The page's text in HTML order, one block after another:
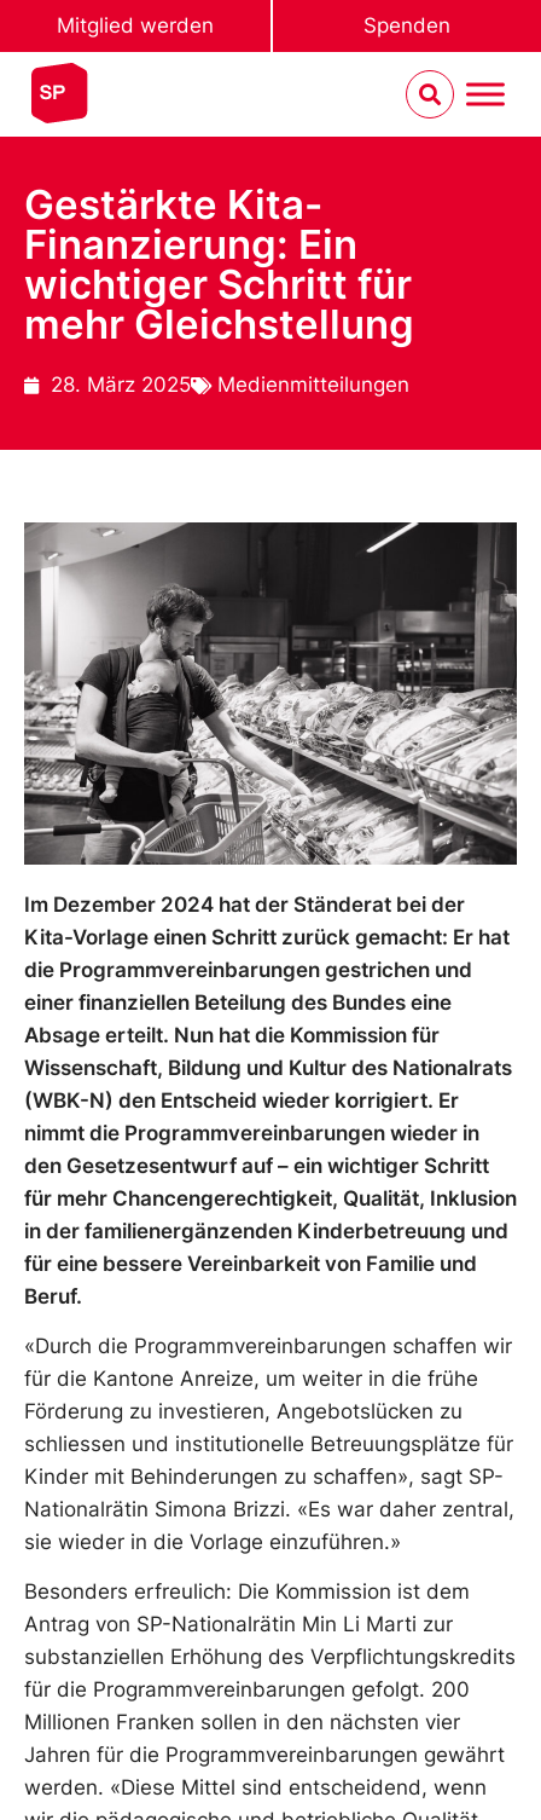
Mitglied werden Spenden
Gestärkte Kita-
Finanzierung: Ein
wichtiger Schritt für
mehr Gleichstellung
28. März 2025 Medienmitteilungen
Im Dezember 2024 hat der Ständerat bei der
Kita-Vorlage einen Schritt zurück gemacht: Er hat
die Programmvereinbarungen gestrichen und
einer finanziellen Beteilung des Bundes eine
Absage erteilt. Nun hat die Kommission für
Wissenschaft, Bildung und Kultur des Nationalrats
(WBK-N) den Entscheid wieder korrigiert. Er
nimmt die Programmvereinbarungen wieder in
den Gesetzesentwurf auf – ein wichtiger Schritt
für mehr Chancengerechtigkeit, Qualität, Inklusion
in der familienergänzenden Kinderbetreuung und
für eine bessere Vereinbarkeit von Familie und
Beruf.
«Durch die Programmvereinbarungen schaffen wir
für die Kantone Anreize, um weiter in die frühe
Förderung zu investieren, Angebotslücken zu
schliessen und institutionelle Betreuungsplätze für
Kinder mit Behinderungen zu schaffen», sagt SP-
Nationalrätin Simona Brizzi. «Es war daher zentral,
sie wieder in die Vorlage einzuführen.»
Besonders erfreulich: Die Kommission ist dem
Antrag von SP-Nationalrätin Min Li Marti zur
substanziellen Erhöhung des Verpflichtungskredits
für die Programmvereinbarungen gefolgt. 200
Millionen Franken sollen in den nächsten vier
Jahren für die Programmvereinbarungen gewährt
werden. «Diese Mittel sind entscheidend, wenn